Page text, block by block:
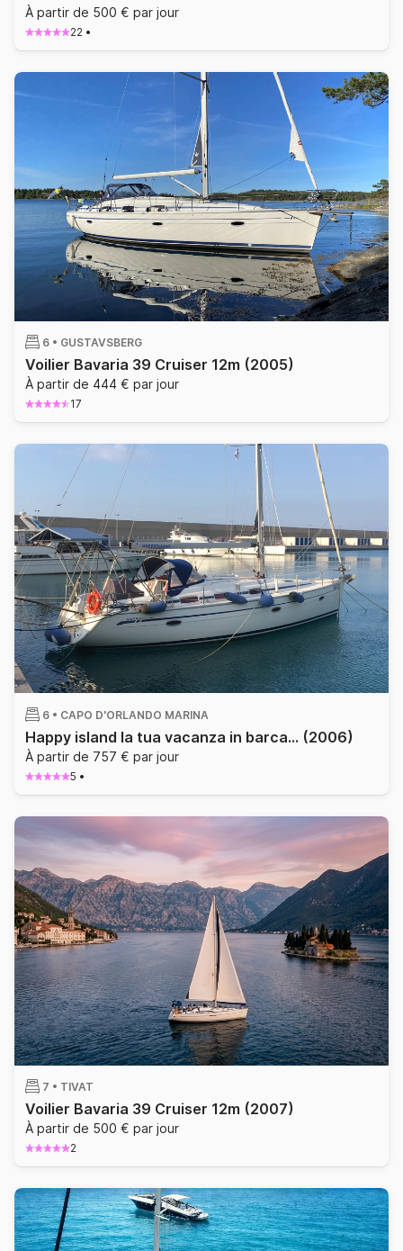
À partir de 500 € par jour
22 •
6 • GUSTAVSBERG
Voilier Bavaria 39 Cruiser 12m (2005)
À partir de 444 € par jour
17
6 • CAPO D'ORLANDO MARINA
Happy island la tua vacanza in barca a vela (2006)
À partir de 757 € par jour
5 •
7 • TIVAT
Voilier Bavaria 39 Cruiser 12m (2007)
À partir de 500 € par jour
2